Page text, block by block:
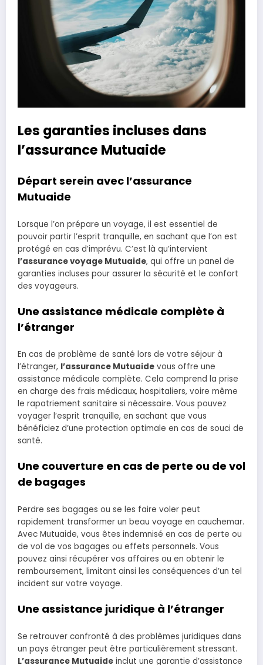
Les garanties incluses dans
l’assurance Mutuaide
Départ serein avec l’assurance
Mutuaide
Lorsque l’on prépare un voyage, il est essentiel de
pouvoir partir l’esprit tranquille, en sachant que l’on est
protégé en cas d’imprévu. C’est là qu’intervient
l’assurance voyage Mutuaide, qui offre un panel de
garanties incluses pour assurer la sécurité et le confort
des voyageurs.
Une assistance médicale complète à
l’étranger
En cas de problème de santé lors de votre séjour à
l’étranger, l’assurance Mutuaide vous offre une
assistance médicale complète. Cela comprend la prise
en charge des frais médicaux, hospitaliers, voire même
le rapatriement sanitaire si nécessaire. Vous pouvez
voyager l’esprit tranquille, en sachant que vous
bénéficiez d’une protection optimale en cas de souci de
santé.
Une couverture en cas de perte ou de vol
de bagages
Perdre ses bagages ou se les faire voler peut
rapidement transformer un beau voyage en cauchemar.
Avec Mutuaide, vous êtes indemnisé en cas de perte ou
de vol de vos bagages ou effets personnels. Vous
pouvez ainsi récupérer vos affaires ou en obtenir le
remboursement, limitant ainsi les conséquences d’un tel
incident sur votre voyage.
Une assistance juridique à l’étranger
Se retrouver confronté à des problèmes juridiques dans
un pays étranger peut être particulièrement stressant.
L’assurance Mutuaide inclut une garantie d’assistance